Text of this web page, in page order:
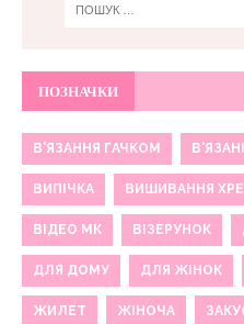
ПОЗНАЧКИ
В'ЯЗАННЯ ГАЧКОМ
ВИПІЧКА ВИШИВАННЯ
ВІДЕО МК ВІЗЕРУНОК
ДЛЯ ДОМУ ДЛЯ ЖІНОК
ЖИЛЕТ ЖІНОЧА